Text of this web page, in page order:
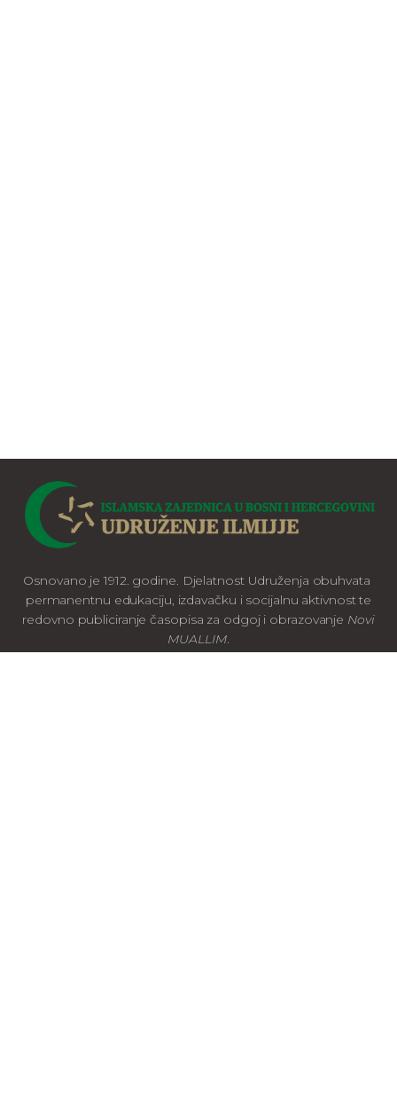
Osnovano je 1912. godine. Djelatnost Udruženja obuhvata
permanentnu edukaciju, izdavačku i socijalnu aktivnost te
redovno publiciranje časopisa za odgoj i obrazovanje Novi
MUALLIM.